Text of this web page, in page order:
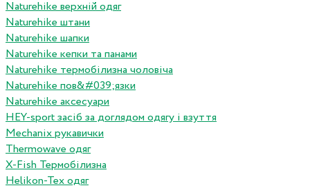
Naturehike верхній одяг
Naturehike штани
Naturehike шапки
Naturehike кепки та панами
Naturehike термобілизна чоловіча
Naturehike пов&#039;язки
Naturehike аксесуари
HEY-sport засіб за доглядом одягу і взуття
Mechanix рукавички
Thermowave одяг
X-Fish Термобілизна
Helikon-Tex одяг